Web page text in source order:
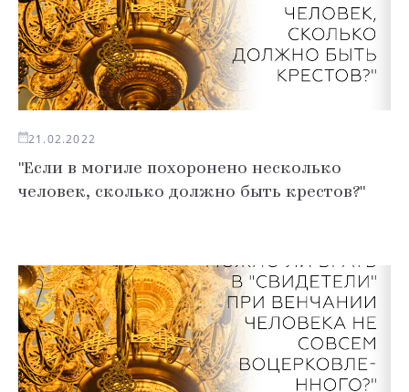
21.02.2022
"Если в могиле похоронено несколько
человек, сколько должно быть крестов?"